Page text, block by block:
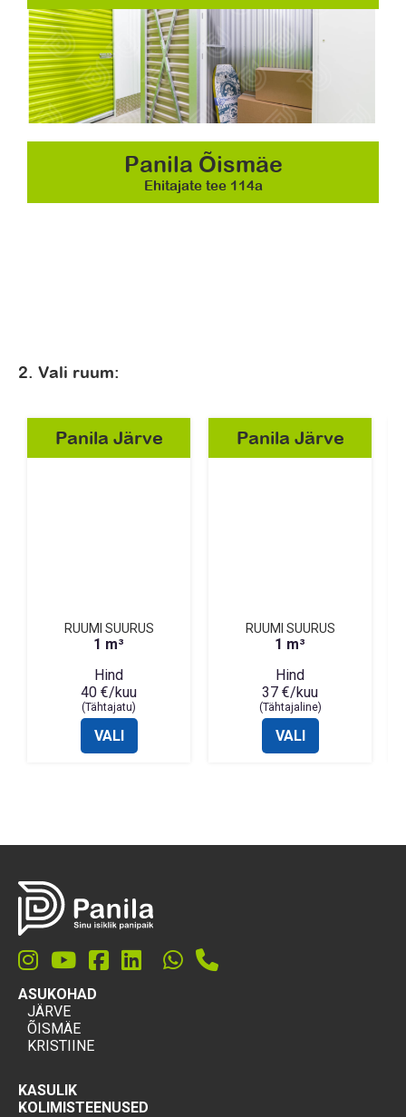
Panila Õismäe
Ehitajate tee 114a
2. Vali ruum:
Panila Järve
RUUMI SUURUS
1 m³
Hind
40 €/kuu
(Tähtajatu)
VALI
Panila Järve
RUUMI SUURUS
1 m³
Hind
37 €/kuu
(Tähtajaline)
VALI
ASUKOHAD
JÄRVE
ÕISMÄE
KRISTIINE
KASULIK
KOLIMISTEENUSED